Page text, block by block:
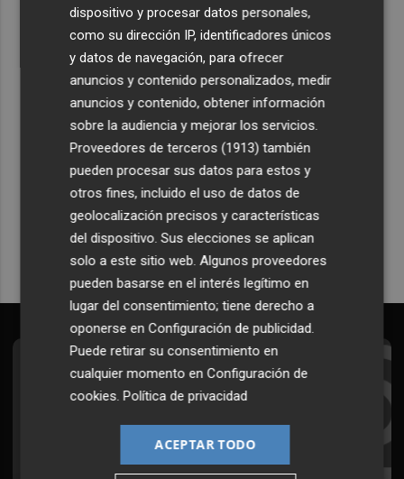
del actor
Recibe toda la actualidad de
Plaza Podcast en tu correo
Quiero suscribirme
Suscríbete al Boletín
Todos los días a primera hora en tu email
¡Quiero suscribirme!
dispositivo y procesar datos personales,
como su dirección IP, identificadores únicos
y datos de navegación, para ofrecer
anuncios y contenido personalizados, medir
anuncios y contenido, obtener información
sobre la audiencia y mejorar los servicios.
Proveedores de terceros (1913) también
pueden procesar sus datos para estos y
otros fines, incluido el uso de datos de
geolocalización precisos y características
del dispositivo. Sus elecciones se aplican
solo a este sitio web. Algunos proveedores
pueden basarse en el interés legítimo en
lugar del consentimiento; tiene derecho a
oponerse enConfiguración de publicidad
Puede retirar su consentimiento en
cualquier momento enConfiguración de
cookies .Política de privacidad
ACEPTAR TODO